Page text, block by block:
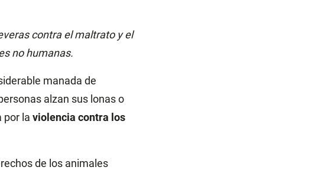
contra el maltrato y el
no humanas.
manada de
alzan sus lonas o
por la violencia contra los
de los animales